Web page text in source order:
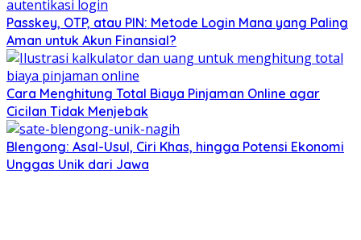
Passkey, OTP, atau PIN: Metode Login Mana yang Paling
Aman untuk Akun Finansial?
Cara Menghitung Total Biaya Pinjaman Online agar
Cicilan Tidak Menjebak
Blengong: Asal-Usul, Ciri Khas, hingga Potensi Ekonomi
Unggas Unik dari Jawa